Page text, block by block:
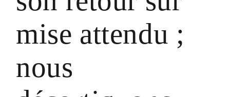
mise attendu ;
nous